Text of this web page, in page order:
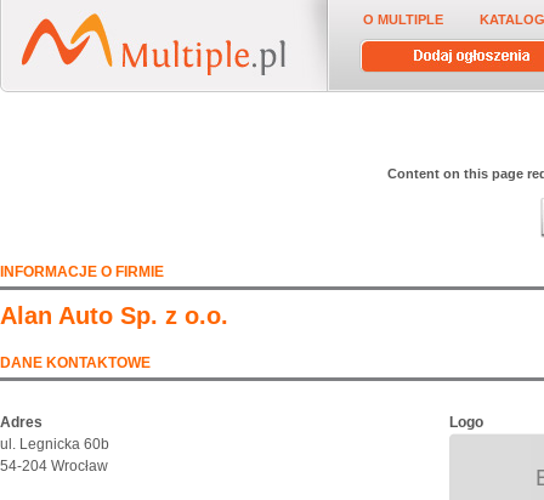
O MULTIPLE
Content on this page
INFORMACJE O FIRMIE
Alan Auto Sp. z o.o.
DANE KONTAKTOWE
Adres
ul. Legnicka 60b
54-204 Wrocław
Logo